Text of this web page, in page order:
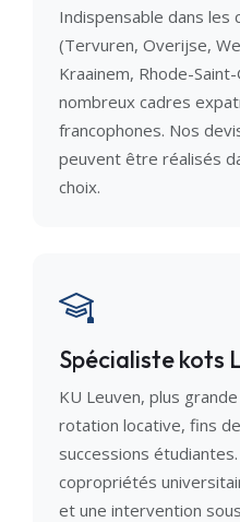
Indispensable dans les
(Tervuren, Overijse,
Kraainem, Rhode-
nombreux cadres
francophones. Nos
peuvent être réalisés
choix.
Spécialiste kots
KU Leuven, plus
rotation locative, fins
successions
copropriétés
et une intervention